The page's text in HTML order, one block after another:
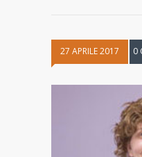
27 APRILE 2017 0